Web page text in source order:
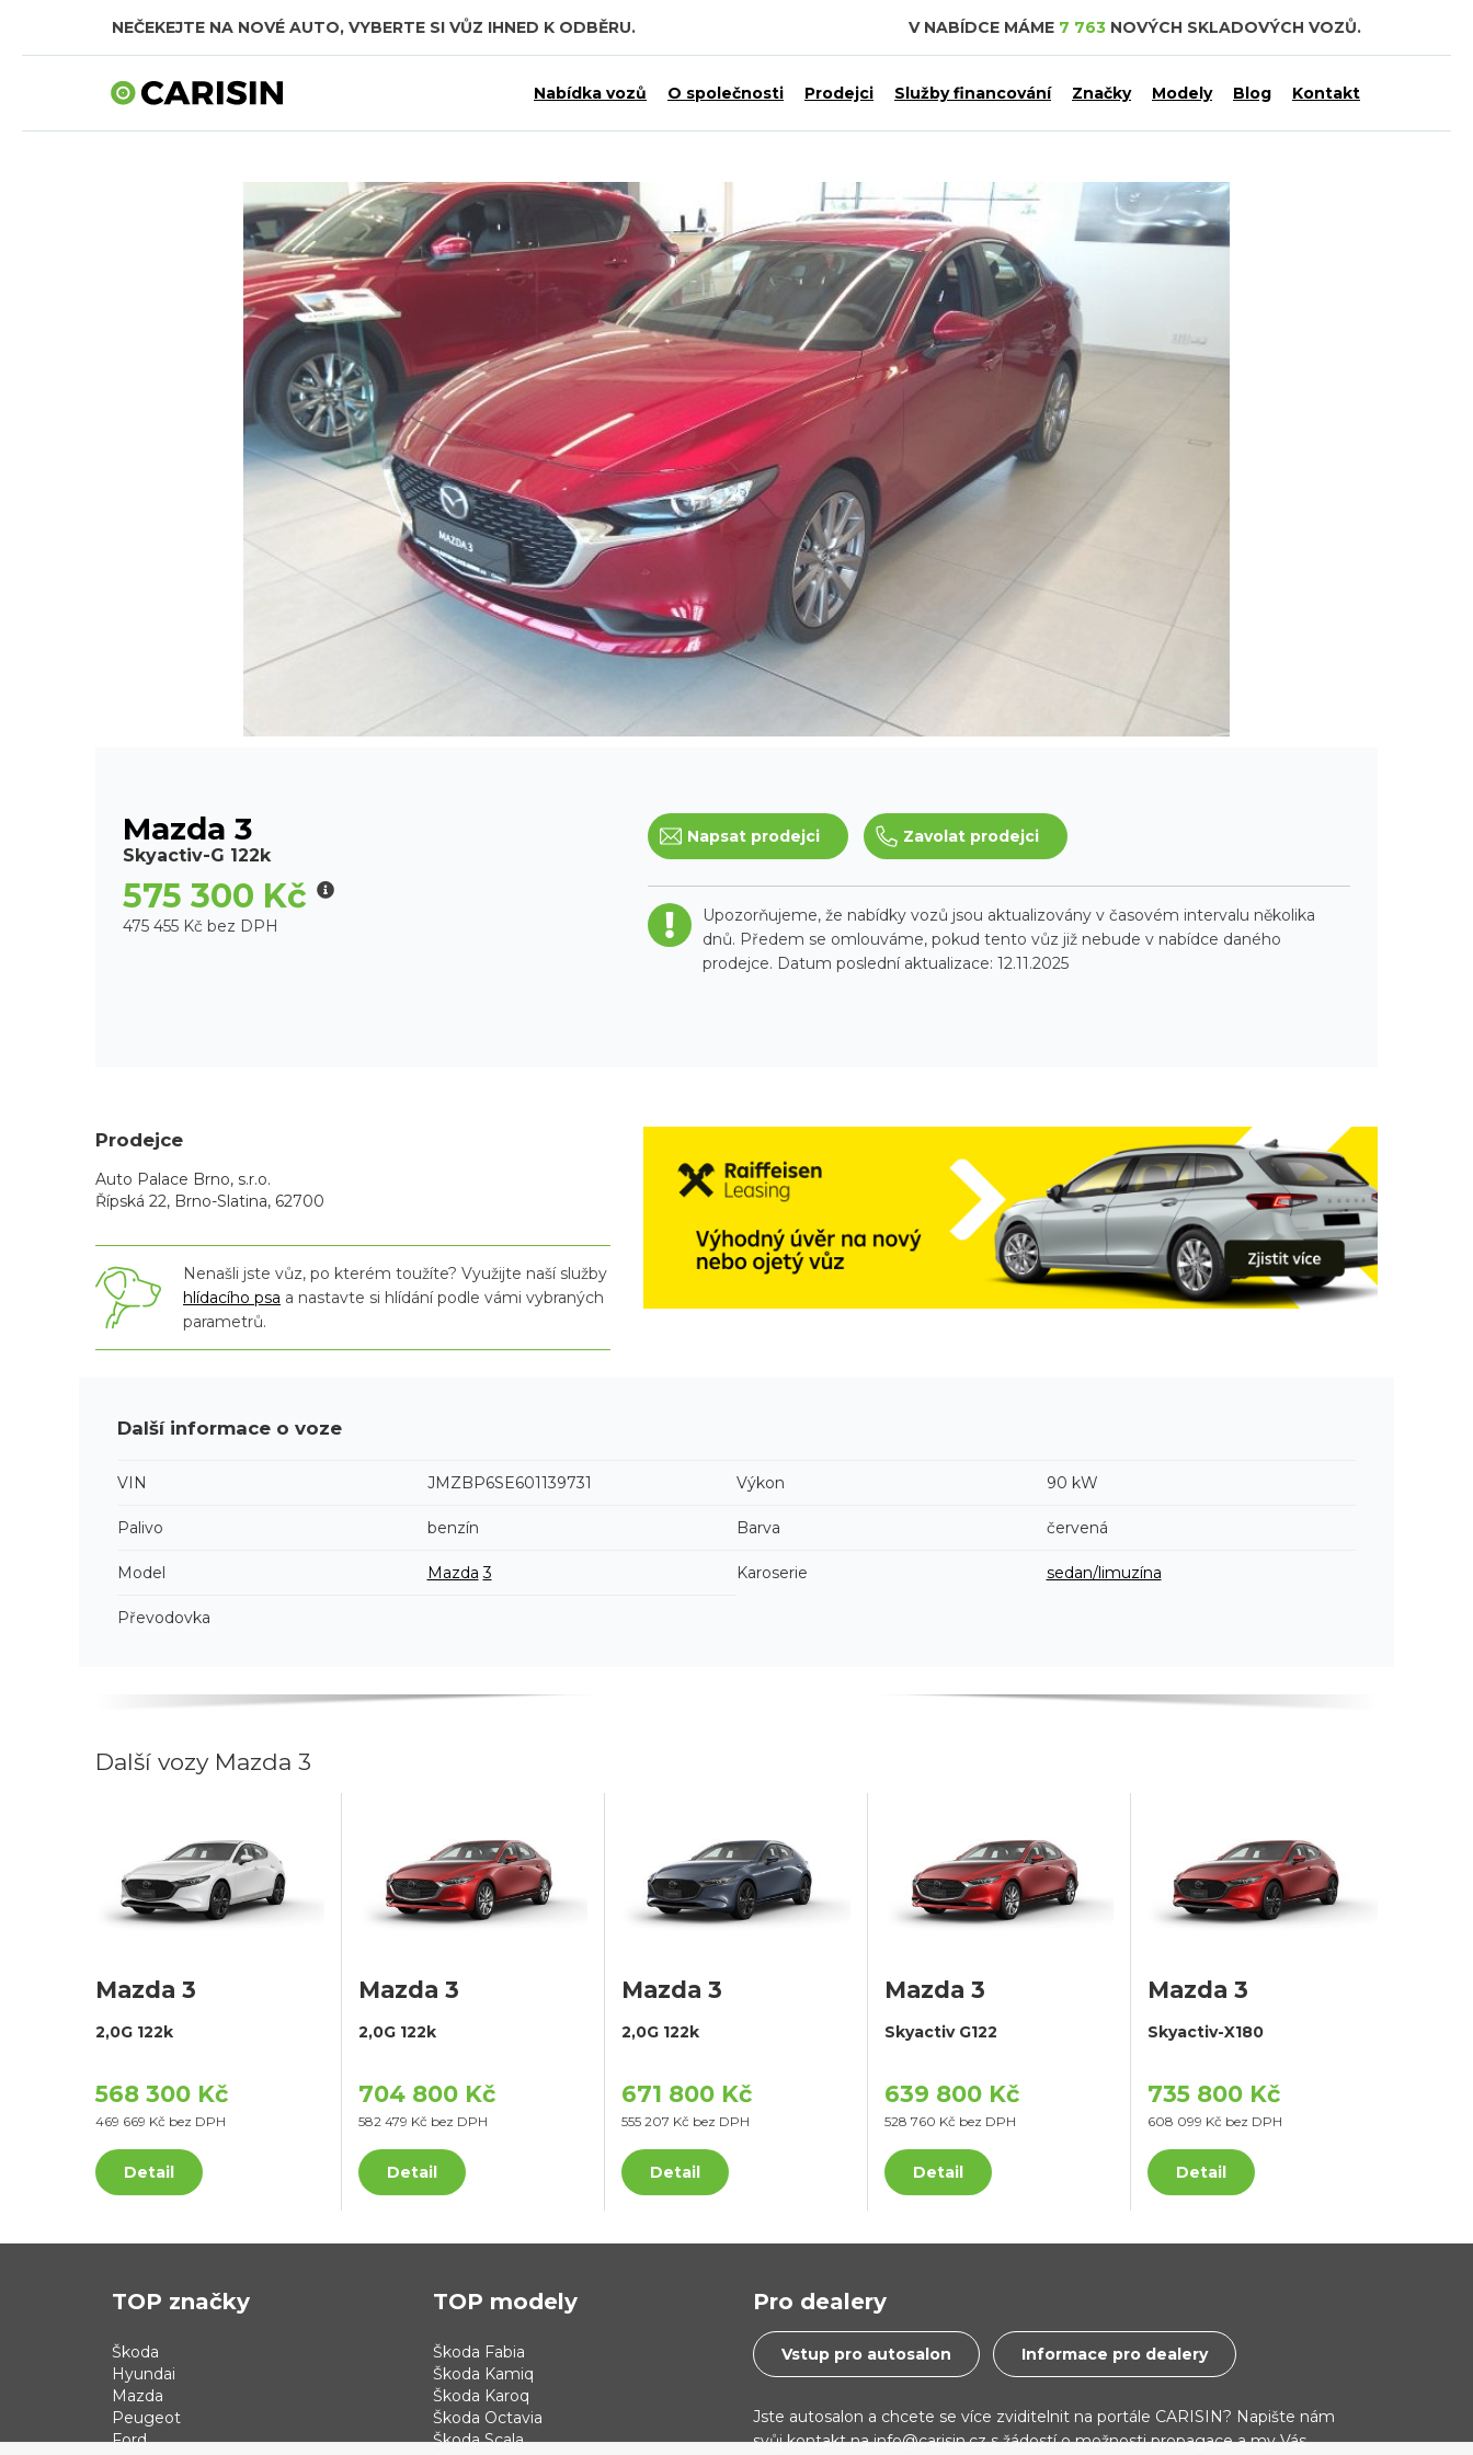
NEČEKEJTE NA NOVÉ AUTO, VYBERTE SI VŮZ IHNED K ODBĚRU. V NABÍDCE MÁME 7 763 NOVÝCH SKLADOVÝCH VOZŮ.
Nabídka vozů O společnosti Prodejci Služby financování Značky Modely Blog Kontakt
Mazda 3
Skyactiv-G 122k
575 300 Kč
475 455 Kč bez DPH
Napsat prodejci Zavolat prodejci
Upozorňujeme, že nabídky vozů jsou aktualizovány v časovém intervalu několika
dnů. Předem se omlouváme, pokud tento vůz již nebude v nabídce daného
prodejce. Datum poslední aktualizace: 12.11.2025
Prodejce
Auto Palace Brno, s.r.o.
Řípská 22, Brno-Slatina, 62700
Nenašli jste vůz, po kterém toužíte? Využijte naší služby
hlídacího psa a nastavte si hlídání podle vámi vybraných
parametrů.
Další informace o voze
VIN JMZBP6SE601139731 Výkon 90 kW
Palivo benzín Barva červená
Model Mazda 3 Karoserie sedan/limuzína
Převodovka
Další vozy Mazda 3
Mazda 3
2,0G 122k
568 300 Kč
469 669 Kč bez DPH
Detail
Mazda 3
2,0G 122k
704 800 Kč
582 479 Kč bez DPH
Detail
Mazda 3
2,0G 122k
671 800 Kč
555 207 Kč bez DPH
Detail
Mazda 3
Skyactiv G122
639 800 Kč
528 760 Kč bez DPH
Detail
Mazda 3
Skyactiv-X180
735 800 Kč
608 099 Kč bez DPH
Detail
TOP značky
Škoda
Hyundai
Mazda
Peugeot
Ford
TOP modely
Škoda Fabia
Škoda Kamiq
Škoda Karoq
Škoda Octavia
Škoda Scala
Pro dealery
Vstup pro autosalon Informace pro dealery
Jste autosalon a chcete se více zviditelnit na portále CARISIN? Napište nám
svůj kontakt na info@carisin.cz s žádostí o možnosti propagace a my Vás